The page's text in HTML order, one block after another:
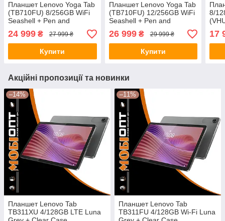
Планшет Lenovo Yoga Tab
(TB710FU) 8/256GB WiFi
Seashell + Pen and
Keyboard (ZAG60147UA)
UA UCRF
24 999 ₴ 27 999 ₴
Купити
Планшет Lenovo Yoga Tab
(TB710FU) 12/256GB WiFi
Seashell + Pen and
Keyboard (ZAG60180UA)
UA UCRF
26 999₴ 29 999 ₴
Купити
8/
17
Акційні пропозиції та новинки
–14%
Планшет Lenovo Tab
TB311XU 4/128GB LTE Luna
–11%
Планшет Lenovo Tab
TB311FU 4/128GB Wi-Fi Luna